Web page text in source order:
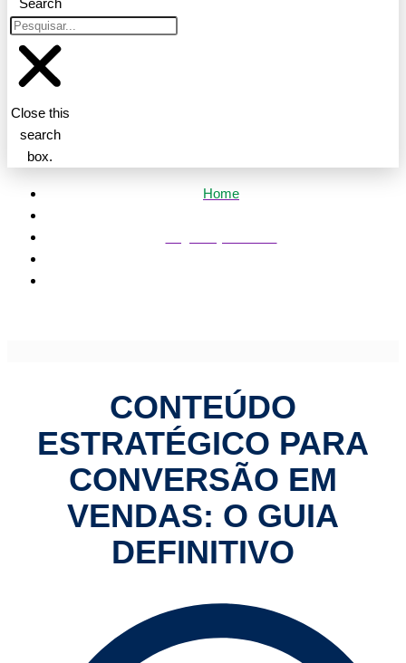
Close this
search
box.
Home
CONTEÚDO
ESTRATÉGICO PARA
CONVERSÃO EM
VENDAS: O GUIA
DEFINITIVO